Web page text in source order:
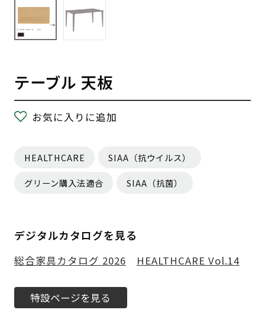
テーブル 天板
お気に入りに追加
HEALTHCARE SIAA（抗ウイルス）
グリーン購入法適合 SIAA（抗菌）
デジタルカタログを見る
総合家具カタログ 2026 HEALTHCARE Vol.14
特設ページを見る